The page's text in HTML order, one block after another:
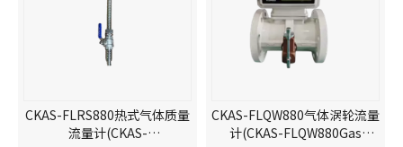
CKAS-FLRS880热式气体质量
流量计(CKAS-
CKAS-FLQW880气体涡轮流量
计(CKAS-FLQW880Gas